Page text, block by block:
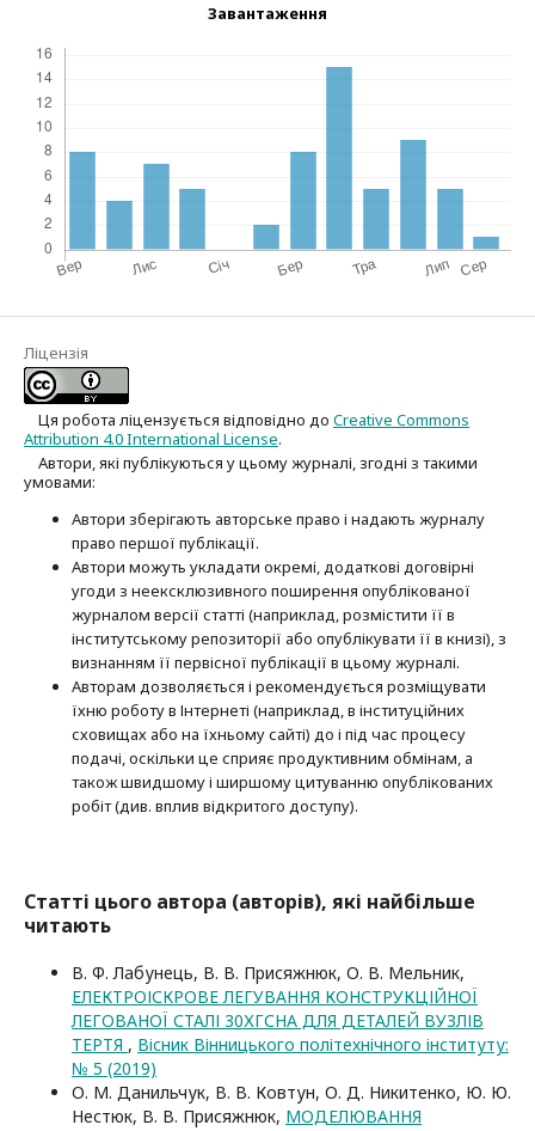
Завантаження
Ліцензія
Ця робота ліцензується відповідно до Creative Commons
Attribution 4.0 International License.
Автори, які публікуються у цьому журналі, згодні з такими
умовами:
Автори зберігають авторське право і надають журналу
право першої публі­кації.
Автори можуть укладати окремі, додат­кові договірні
угоди з неексклюзив­ного поширення опублікованої
журналом версії статті (наприклад, розмістити її в
інститутському репозиторії або опубліку­вати її в книзі), з
визнанням її первісної публікації в цьому журналі.
Авторам дозволяється і рекомендується розміщувати
їхню роботу в Інтернеті (наприклад, в інституційних
сховищах або на їхньому сайті) до і під час процесу
подачі, оскільки це сприяє продуктивним обмінам, а
також швидшому і ширшому цитуванню опубліко­ва­них
робіт (див. вплив відкритого доступу).
Статті цього автора (авторів), які найбільше
читають
В. Ф. Лабунець, В. В. Присяжнюк, О. В. Мельник,
ЕЛЕКТРОІСКРОВЕ ЛЕГУВАННЯ КОНСТРУКЦІЙНОЇ
ЛЕГОВАНОЇ СТАЛІ 30ХГСНА ДЛЯ ДЕТАЛЕЙ ВУЗЛІВ
ТЕРТЯ , Вісник Вінницького політехнічного інституту:
№ 5 (2019)
О. М. Данильчук, В. В. Ковтун, О. Д. Никитенко, Ю. Ю.
Нестюк, В. В. Присяжнюк, МОДЕЛЮВАННЯ